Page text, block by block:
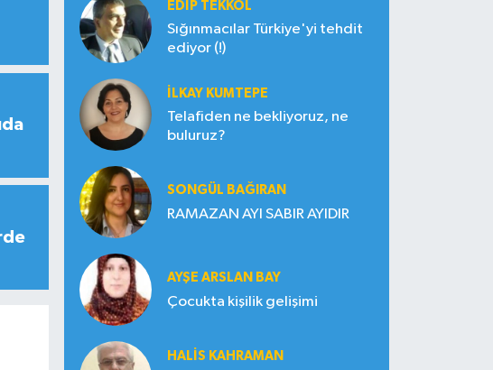
EDIP TEKKOL
Sığınmacılar Türkiye'yi tehdit
ediyor (!)
İLKAY KUMTEPE
Telafiden ne bekliyoruz, ne
buluruz?
SONGÜL BAĞIRAN
RAMAZAN AYI SABIR AYIDIR
AYŞE ARSLAN BAY
Çocukta kişilik gelişimi
HALIS KAHRAMAN